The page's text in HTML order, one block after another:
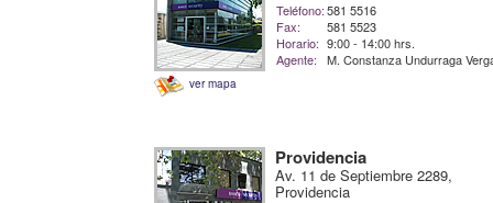
ver mapa
Teléfono:581 5516
Fax:
581 5523
Horario: 9:00 - 14:00 hrs.
Agente:
M. Constanza Undurraga
Providencia
Av. 11 de Septiembre 2289,
Providencia